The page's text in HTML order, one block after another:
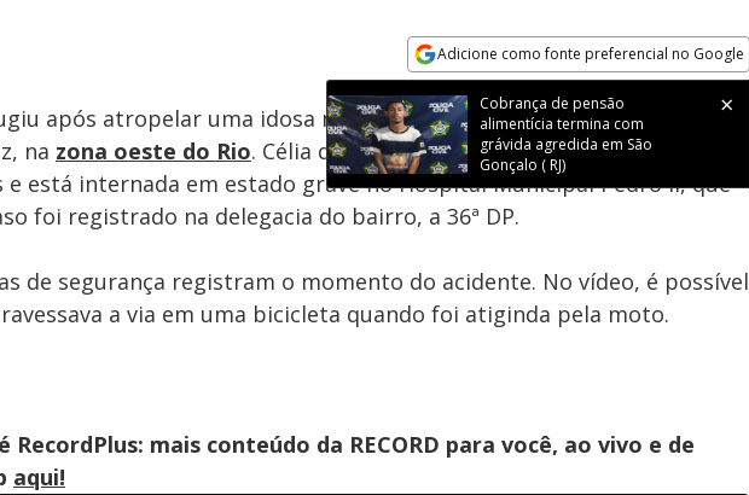
Adicione como fonte preferencial no Google
Opens in new window
Cobrança de pensão
alimentícia termina com
grávida agredida em São
Gonçalo ( RJ)
Velocidade
após atropelar uma idosa nessa terça-feira (16) na avenida João
na zona oeste do Rio. Célia da Silva Paula, de 64 anos, teve uma das
e está internada em estado grave no Hospital Municipal Pedro II, que
foi registrado na delegacia do bairro, a 36ª DP.
de segurança registram o momento do acidente. No vídeo, é possível
a via em uma bicicleta quando foi atiginda pela moto.
RecordPlus: mais conteúdo da RECORD para você, ao vivo e de
aqui!